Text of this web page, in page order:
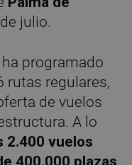
julio.
programado
rutas regulares,
de vuelos
A lo
2.400 vuelos
400.000 plazas.